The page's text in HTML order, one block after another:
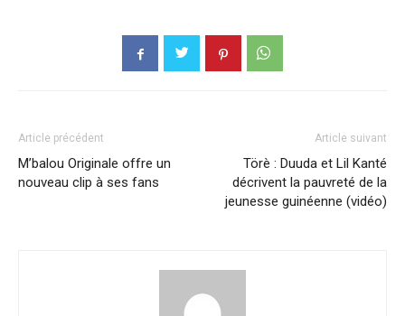
Article précédent
M’balou Originale offre un
nouveau clip à ses fans
Article suivant
Törè : Duuda et Lil Kanté
décrivent la pauvreté de la
jeunesse guinéenne (vidéo)